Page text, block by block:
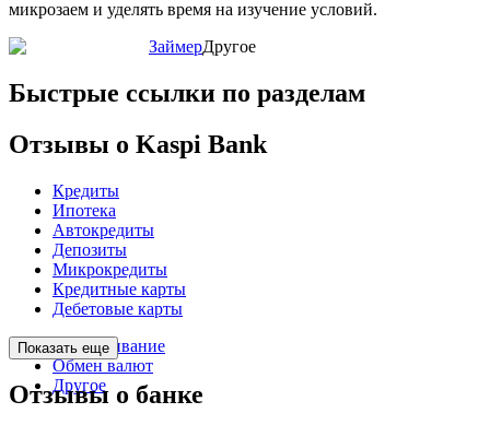
микрозаем и уделять время на изучение условий.
ЗаймерДругое
Быстрые ссылки по разделам
Отзывы о Kaspi Bank
Кредиты
Ипотека
Автокредиты
Депозиты
Микрокредиты
Кредитные карты
Дебетовые карты
Обслуживание
Обмен валют
Другое
Показать еще
Отзывы о банке